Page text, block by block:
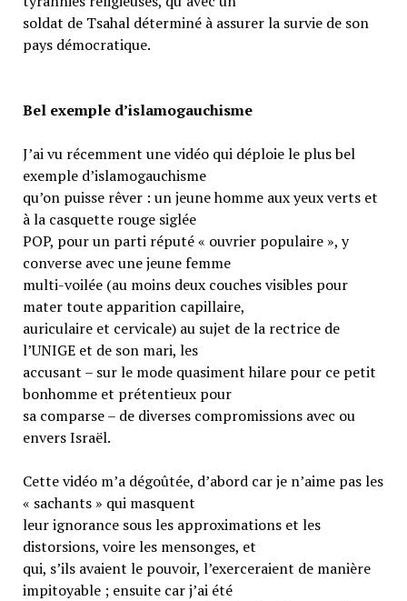
soldat de Tsahal déterminé à assurer la survie de son
pays démocratique.
Bel exemple d’islamogauchisme
J’ai vu récemment une vidéo qui déploie le plus bel
exemple d’islamogauchisme
qu’on puisse rêver : un jeune homme aux yeux verts et
à la casquette rouge siglée
POP, pour un parti réputé « ouvrier populaire », y
converse avec une jeune femme
multi-voilée (au moins deux couches visibles pour
mater toute apparition capillaire,
auriculaire et cervicale) au sujet de la rectrice de
l’UNIGE et de son mari, les
accusant – sur le mode quasiment hilare pour ce petit
bonhomme et prétentieux pour
sa comparse – de diverses compromissions avec ou
envers Israël.
Cette vidéo m’a dégoûtée, d’abord car je n’aime pas les
« sachants » qui masquent
leur ignorance sous les approximations et les
distorsions, voire les mensonges, et
qui, s’ils avaient le pouvoir, l’exerceraient de manière
impitoyable ; ensuite car j’ai été